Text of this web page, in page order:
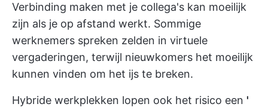
Verbinding maken met je collega's kan moeilijk
zijn als je op afstand werkt. Sommige
werknemers spreken zelden in virtuele
vergaderingen, terwijl nieuwkomers het moeilijk
kunnen vinden om het ijs te breken.
Hybride werkplekken lopen ook het risico een '